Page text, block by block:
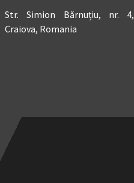
Str. Simion Bărnuțiu, nr. 4,
Craiova, Romania